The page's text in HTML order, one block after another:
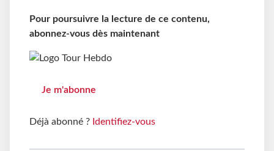
Pour poursuivre la lecture de ce contenu,
abonnez-vous dès maintenant
Je m'abonne
Déjà abonné ? Identifiez-vous